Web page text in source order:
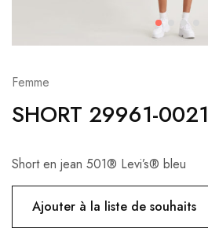
Femme
SHORT 29961-0021
Short en jean 501® Levi’s® bleu
Ajouter à la liste de souhaits